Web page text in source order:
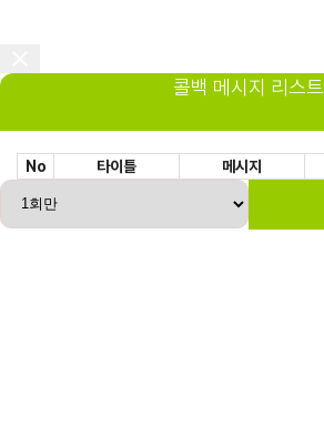
콜백 메시지 리스트
No 타이틀 메시지